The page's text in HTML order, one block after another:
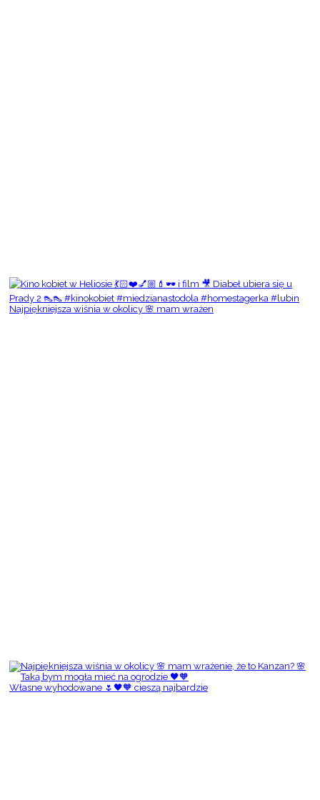
Najpiękniejsza wiśnia w okolicy 🌸 mam wrażen
Własne wyhodowane 🌷🖤🧡 cieszą najbardzie